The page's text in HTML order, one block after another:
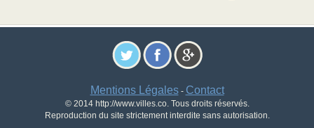
Mentions Légales- Contact
© 2014 http://www.villes.co. Tous droits réservés.
Reproduction du site strictement interdite sans autorisation.